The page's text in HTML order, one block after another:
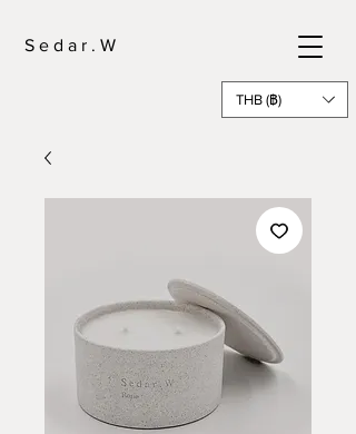
S e d a r . W
THB (฿)